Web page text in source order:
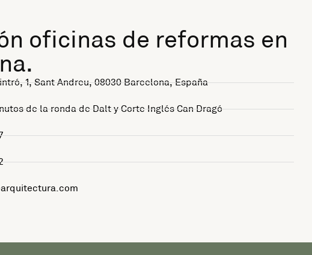
oficinas de reformas en
1, Sant Andreu, 08030 Barcelona, España
de la ronda de Dalt y Corte Inglés Can Dragó